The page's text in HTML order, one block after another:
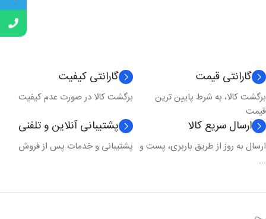
گارانتی قیمت
برگشت کالا، به شرط پایین ترین
قیمت
گارانتی کیفیت
برگشت کالا در صورت عدم کیفیت
ارسال سریع کالا
ارسال به روز از طریق باربری، پست و
...
پشتیبانی آنلاین و تلفنی
پشتیبانی و خدمات پس از فروش